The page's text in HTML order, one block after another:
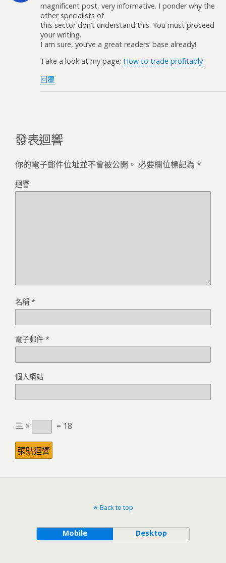
magnificent post, very informative. I ponder why the
other specialists of
this sector don’t understand this. You must proceed
your writing.
I am sure, you’ve a great readers’ base already!
Take a look at my page; How to trade profitably
回覆
發表迴響
你的電子郵件位址並不會被公開。 必要欄位標記為 *
迴響
名稱 *
電子郵件 *
個人網站
三 × = 18
Back to top
Mobile Desktop